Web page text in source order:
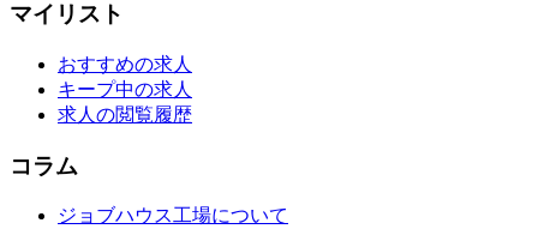
マイリスト
おすすめの求人
キープ中の求人
求人の閲覧履歴
コラム
ジョブハウス工場について